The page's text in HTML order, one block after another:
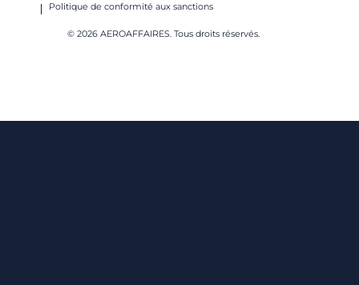
Politique de conformité aux sanctions
© 2026 AEROAFFAIRES. Tous droits réservés.